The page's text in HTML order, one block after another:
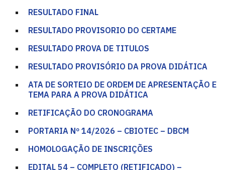
RESULTADO FINAL
RESULTADO PROVISORIO DO CERTAME
RESULTADO PROVA DE TITULOS
RESULTADO PROVISÓRIO DA PROVA DIDÁTICA
ATA DE SORTEIO DE ORDEM DE APRESENTAÇÃO E
TEMA PARA A PROVA DIDÁTICA
RETIFICAÇÃO DO CRONOGRAMA
PORTARIA Nº 14/2026 – CBIOTEC – DBCM
HOMOLOGAÇÃO DE INSCRIÇÕES
EDITAL 54 – COMPLETO (RETIFICADO) –